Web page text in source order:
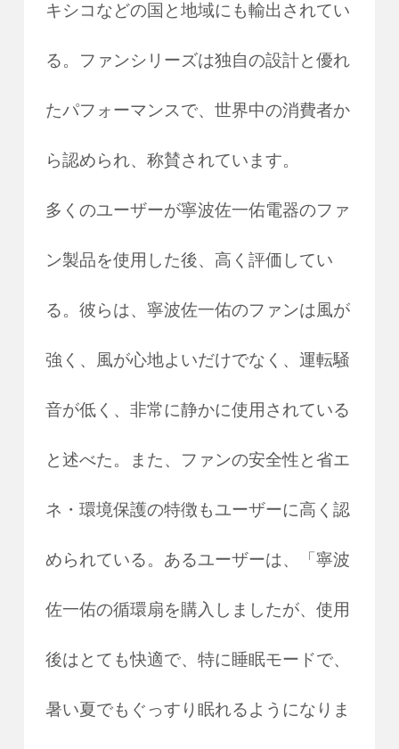
キシコなどの国と地域にも輸出されてい
る。ファンシリーズは独自の設計と優れ
たパフォーマンスで、世界中の消費者か
ら認められ、称賛されています。
多くのユーザーが寧波佐一佑電器のファ
ン製品を使用した後、高く評価してい
る。彼らは、寧波佐一佑のファンは風が
強く、風が心地よいだけでなく、運転騒
音が低く、非常に静かに使用されている
と述べた。また、ファンの安全性と省エ
ネ・環境保護の特徴もユーザーに高く認
められている。あるユーザーは、「寧波
佐一佑の循環扇を購入しましたが、使用
後はとても快適で、特に睡眠モードで、
暑い夏でもぐっすり眠れるようになりま